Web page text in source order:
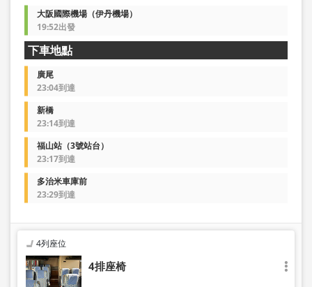
大阪國際機場（伊丹機場）
19:52出發
下車地點
廣尾
23:04到達
新橋
23:14到達
福山站（3號站台）
23:17到達
多治米車庫前
23:29到達
4列座位
4排座椅